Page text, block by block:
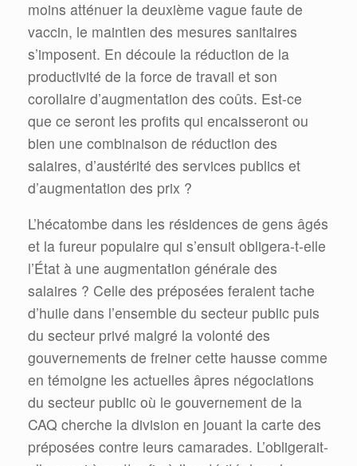
moins atténuer la deuxième vague faute de
vaccin, le maintien des mesures sanitaires
s’imposent. En découle la réduction de la
productivité de la force de travail et son
corollaire d’augmentation des coûts. Est-ce
que ce seront les profits qui encaisseront ou
bien une combinaison de réduction des
salaires, d’austérité des services publics et
d’augmentation des prix ?
L’hécatombe dans les résidences de gens âgés
et la fureur populaire qui s’ensuit obligera-t-elle
l’État à une augmentation générale des
salaires ? Celle des préposées feraient tache
d’huile dans l’ensemble du secteur public puis
du secteur privé malgré la volonté des
gouvernements de freiner cette hausse comme
en témoigne les actuelles âpres négociations
du secteur public où le gouvernement de la
CAQ cherche la division en jouant la carte des
préposées contre leurs camarades. L’obligerait-